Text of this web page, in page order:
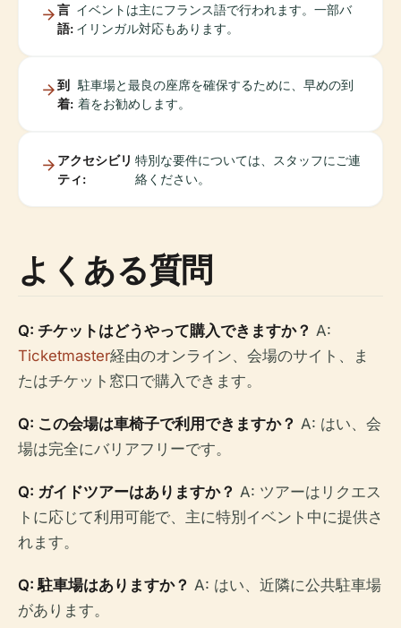
言
語:
イベントは主にフランス語で行われます。一部バ
イリンガル対応もあります。
到
着:
駐車場と最良の座席を確保するために、早めの到
着をお勧めします。
アクセシビリ
ティ:
特別な要件については、スタッフにご連
絡ください。
よくある質問
Q: チケットはどうやって購入できますか？ A:
Ticketmaster経由のオンライン、会場のサイト、ま
たはチケット窓口で購入できます。
Q: この会場は車椅子で利用できますか？ A: はい、会
場は完全にバリアフリーです。
Q: ガイドツアーはありますか？ A: ツアーはリクエス
トに応じて利用可能で、主に特別イベント中に提供さ
れます。
Q: 駐車場はありますか？ A: はい、近隣に公共駐車場
があります。